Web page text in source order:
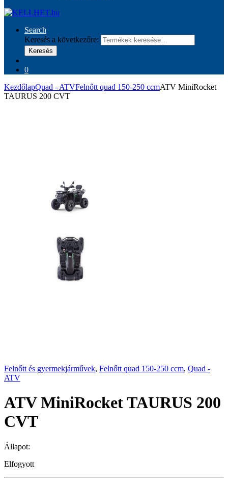
Search
Keresés a következőre:
Keresés
0
KezdőlapQuad - ATVFelnőtt quad 150-250 ccmATV MiniRocket
TAURUS 200 CVT
Felnőtt és gyermekjárművek, Felnőtt quad 150-250 ccm, Quad -
ATV
ATV MiniRocket TAURUS 200
CVT
Állapot:
Elfogyott